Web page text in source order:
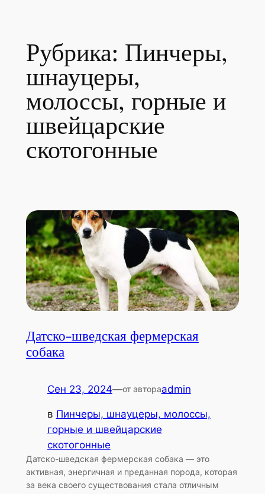
Рубрика: Пинчеры,
шнауцеры,
молоссы, горные и
швейцарские
скотогонные
Датско-шведская фермерская
собака
Сен 23, 2024—от автораadmin
в Пинчеры, шнауцеры, молоссы,
горные и швейцарские
скотогонные
Датско-шведская фермерская собака — это
активная, энергичная и преданная порода, которая
за века своего существования стала отличным